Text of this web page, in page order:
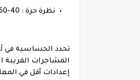
نظرة حرة : 40-60
تحدد الحساسية في
المشاجرات
إعدادات أقل في